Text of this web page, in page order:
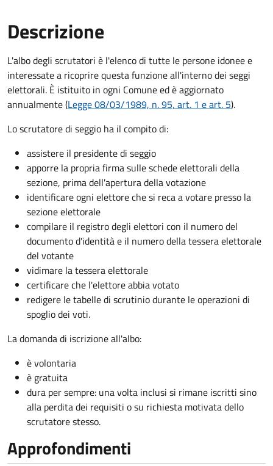
Descrizione
L'albo degli scrutatori è l'elenco di tutte le persone idonee e
interessate a ricoprire questa funzione all'interno dei seggi
elettorali. È istituito in ogni Comune ed è aggiornato
annualmente (Legge 08/03/1989, n. 95, art. 1 e art. 5).
Lo scrutatore di seggio ha il compito di:
assistere il presidente di seggio
apporre la propria firma sulle schede elettorali della
sezione, prima dell'apertura della votazione
identificare ogni elettore che si reca a votare presso la
sezione elettorale
compilare il registro degli elettori con il numero del
documento d'identità e il numero della tessera elettorale
del votante
vidimare la tessera elettorale
certificare che l'elettore abbia votato
redigere le tabelle di scrutinio durante le operazioni di
spoglio dei voti.
La domanda di iscrizione all'albo:
è volontaria
è gratuita
dura per sempre: una volta inclusi si rimane iscritti sino
alla perdita dei requisiti o su richiesta motivata dello
scrutatore stesso.
Approfondimenti